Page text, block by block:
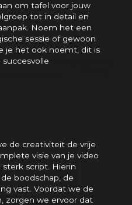
om tafel voor jouw
tot in detail en
Noem het een
sessie of gewoon
je het ook noemt, dit is
de creativiteit de vrije
visie van je video
script. Hierin
boodschap, de
vast. Voordat we de
zorgen we ervoor dat